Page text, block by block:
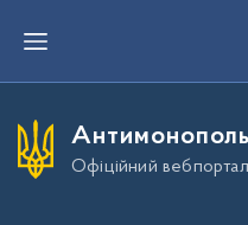
е
и
д
Офіційний вебпортал